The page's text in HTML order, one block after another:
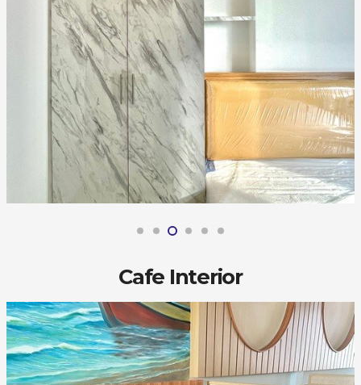
Cafe Interior